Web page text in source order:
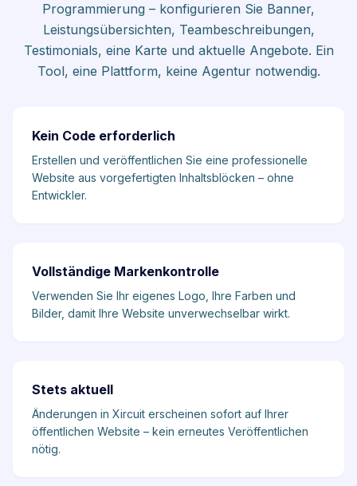
Programmierung – konfigurieren Sie Banner,
Leistungsübersichten, Teambeschreibungen,
Testimonials, eine Karte und aktuelle Angebote. Ein
Tool, eine Plattform, keine Agentur notwendig.
Kein Code erforderlich
Erstellen und veröffentlichen Sie eine professionelle
Website aus vorgefertigten Inhaltsblöcken – ohne
Entwickler.
Vollständige Markenkontrolle
Verwenden Sie Ihr eigenes Logo, Ihre Farben und
Bilder, damit Ihre Website unverwechselbar wirkt.
Stets aktuell
Änderungen in Xircuit erscheinen sofort auf Ihrer
öffentlichen Website – kein erneutes Veröffentlichen
nötig.